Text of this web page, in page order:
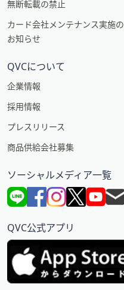
無断転載の禁止
カード会社メンテナンス実施の
お知らせ
QVCについて
企業情報
採用情報
プレスリリース
商品供給会社募集
ソーシャルメディア一覧
QVC公式アプリ